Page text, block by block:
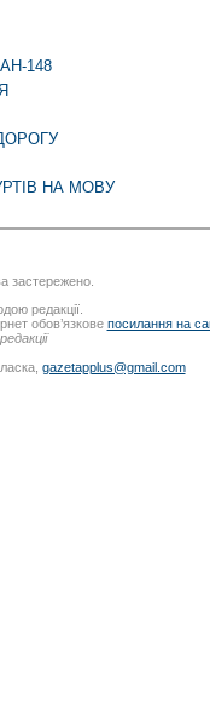
148
НА МОВУ
редакції.
обов’язкове посилання на
gazetapplus@gmail.com